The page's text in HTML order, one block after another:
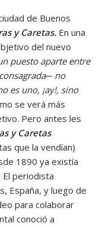
de Buenos
y Caretas. En una
del nuevo
puesto aparte entre
no
es uno, ¡ay!, sino
se verá más
Pero antes les
y Caretas
que la vendían)
1890 ya existía
El periodista
España, y luego de
para colaborar
conoció a